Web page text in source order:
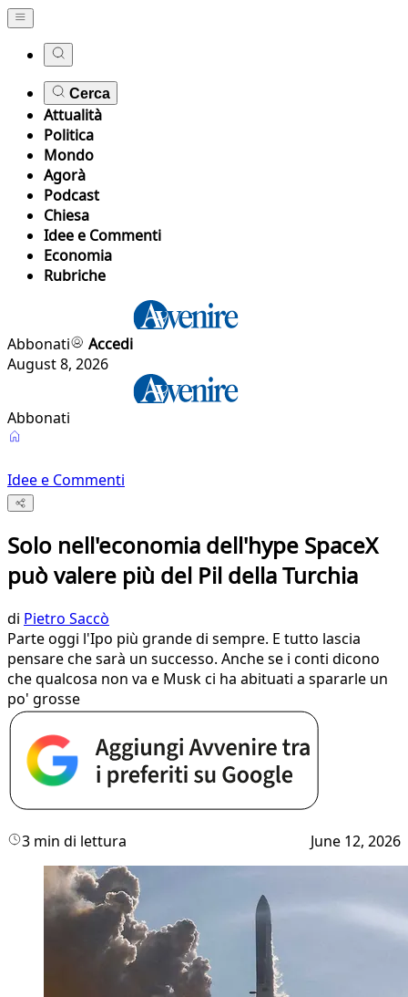
Cerca
Attualità
Politica
Mondo
Agorà
Podcast
Chiesa
Idee e Commenti
Economia
Rubriche
Abbonati
Accedi
August 8, 2026
Abbonati
Idee e Commenti
Solo nell'economia dell'hype SpaceX
può valere più del Pil della Turchia
di Pietro Saccò
Parte oggi l'Ipo più grande di sempre. E tutto lascia
pensare che sarà un successo. Anche se i conti dicono
che qualcosa non va e Musk ci ha abituati a spararle un
po' grosse
3 min di lettura June 12, 2026